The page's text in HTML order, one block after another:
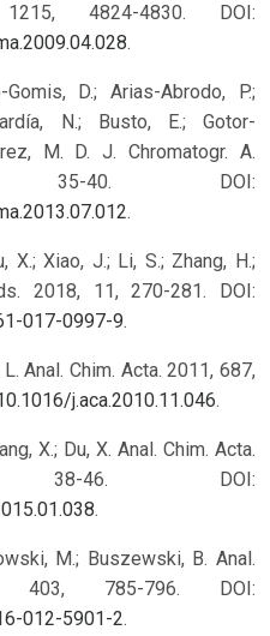
4824-4830. DOI:
.
D.; Arias-Abrodo, P.;
N.; Busto, E.; Gotor-
M. D. J. Chromatogr. A.
35-40. DOI:
.
X.; Xiao, J.; Li, S.; Zhang, H.;
2018, 11, 270-281. DOI:
017-0997-9.
Anal. Chim. Acta. 2011, 687,
j.aca.2010.11.046.
X.; Du, X. Anal. Chim. Acta.
46. DOI:
.
M.; Buszewski, B. Anal.
403, 785-796. DOI:
012-5901-2.